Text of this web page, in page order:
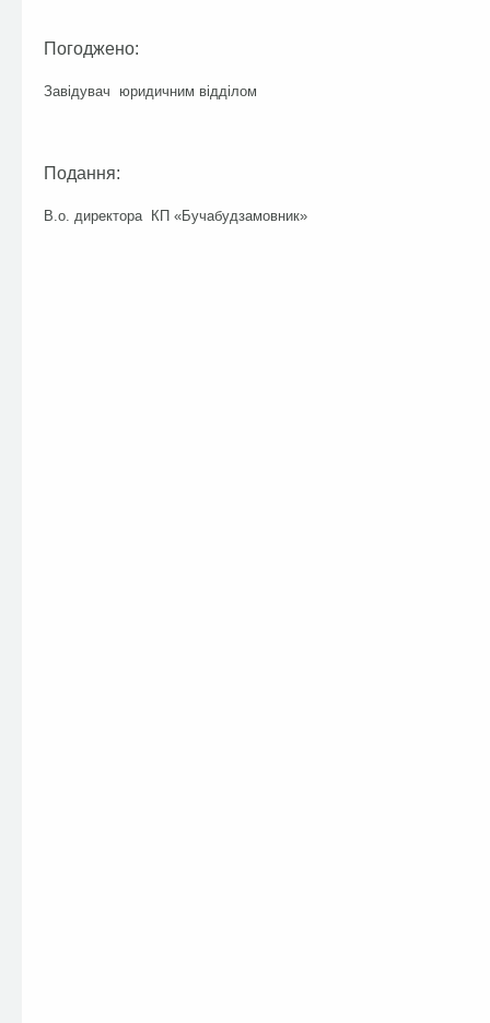
Погоджено:
Завідувач юридичним
Подання:
В.о. директора КП